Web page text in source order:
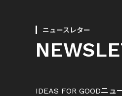
ニュースレター
IDEAS FOR GOODニ